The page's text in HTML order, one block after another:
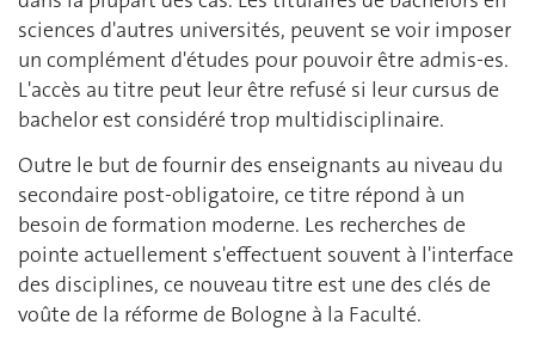
sciences d'autres universités, peuvent se voir imposer
un complément d'études pour pouvoir être admis-es.
L'accès au titre peut leur être refusé si leur cursus de
bachelor est considéré trop multidisciplinaire.
Outre le but de fournir des enseignants au niveau du
secondaire post-obligatoire, ce titre répond à un
besoin de formation moderne. Les recherches de
pointe actuellement s'effectuent souvent à l'interface
des disciplines, ce nouveau titre est une des clés de
voûte de la réforme de Bologne à la Faculté.